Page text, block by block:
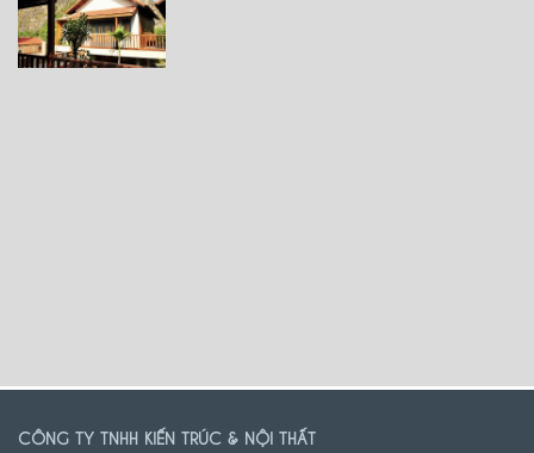
CÔNG TY TNHH KIẾN TRÚC & NỘI THẤT